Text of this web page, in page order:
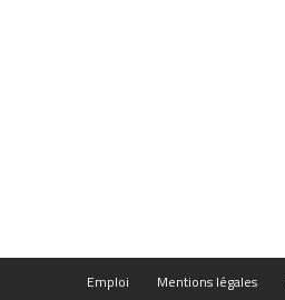
Emploi Mentions légales